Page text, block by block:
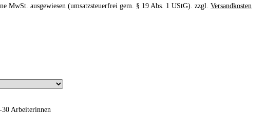
MwSt. ausgewiesen (umsatzsteuerfrei gem. § 19 Abs. 1 UStG). zzgl. Versandkosten
Arbeiterinnen